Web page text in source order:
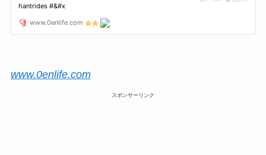
www.0enlife.com
スポンサーリンク